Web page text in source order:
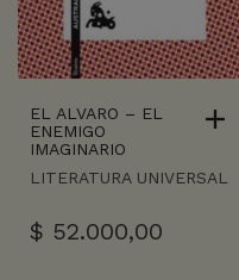
EL ALVARO – EL
ENEMIGO
IMAGINARIO
LITERATURA UNIVERSAL
$ 52.000,00